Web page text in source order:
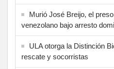
Murió José Breijo, el
venezolano bajo arresto
ULA otorga la Distinción
rescate y socorristas